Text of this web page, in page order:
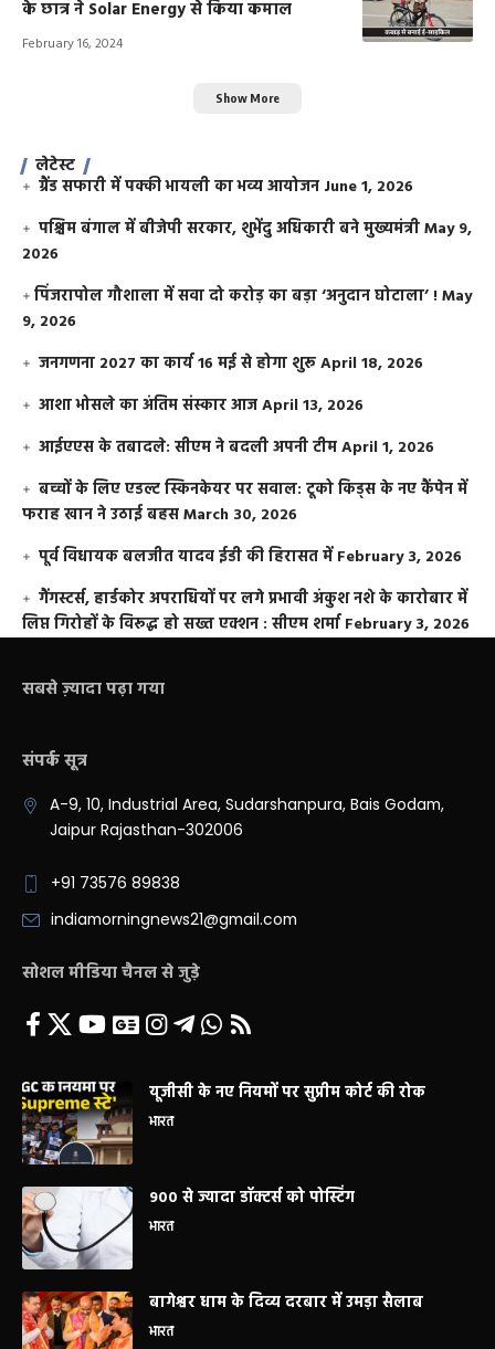
के छात्र ने Solar Energy से किया कमाल
February 16, 2024
Show More
लेटेस्ट
ग्रैंड सफारी में पक्की भायली का भव्य आयोजन June 1, 2026
पश्चिम बंगाल में बीजेपी सरकार, शुभेंदु अधिकारी बने मुख्यमंत्रीMay 9,
2026
​पिंजरापोल गौशाला में सवा दो करोड़ का बड़ा ‘अनुदान घोटाला’ !May
9, 2026
जनगणना 2027 का कार्य 16 मई से होगा शुरूApril 18, 2026
आशा भोसले का अंतिम संस्कार आजApril 13, 2026
आईएएस के तबादले: सीएम ने बदली अपनी टीमApril 1, 2026
बच्चों के लिए एडल्ट स्किनकेयर पर सवाल: टूको किड्स के नए कैंपेन में
फराह खान ने उठाई बहसMarch 30, 2026
पूर्व विधायक बलजीत यादव ईडी की हिरासत में February 3, 2026
गैंगस्टर्स, हार्डकोर अपराधियों पर लगे प्रभावी अंकुश नशे के कारोबार में
लिप्त गिरोहों के विरूद्ध हो सख्त एक्शन : सीएम शर्मा February 3, 2026
सबसे ज़्यादा पढ़ा गया
संपर्क सूत्र
A-9, 10, Industrial Area, Sudarshanpura, Bais Godam,
Jaipur Rajasthan-302006
+91 73576 89838
indiamorningnews21@gmail.com
सोशल मीडिया चैनल से जुड़े
यूजीसी के नए नियमों पर सुप्रीम कोर्ट की रोक
भारत
900 से ज्यादा डॉक्टर्स को पोस्टिंग
भारत
बागेश्वर धाम के दिव्य दरबार में उमड़ा सैलाब
भारत